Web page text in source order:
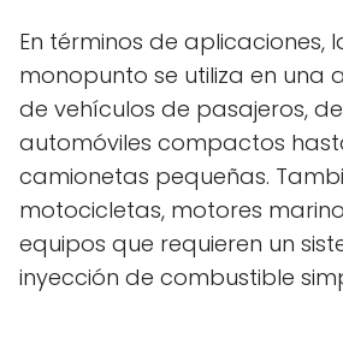
En términos de aplicaciones,
monopunto se utiliza en una
de vehículos de pasajeros,
automóviles compactos
camionetas pequeñas.
motocicletas, motores
equipos que requieren un
inyección de combustible